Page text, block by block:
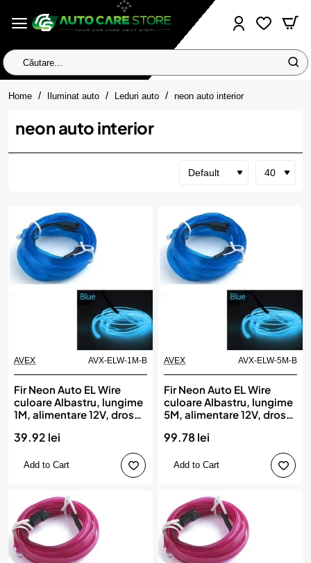
Căutare...
Home homeIluminat auto Leduri auto neon auto interior
neon auto interior
AVEX AVX-ELW-1M-B
Fir Neon Auto EL Wire
culoare Albastru, lungime
1M, alimentare 12V, droser
39.92 lei
Add to Cart
AVEX AVX-ELW-5M-B
Fir Neon Auto EL Wire
culoare Albastru, lungime
5M, alimentare 12V, droser
99.78 lei
Add to Cart